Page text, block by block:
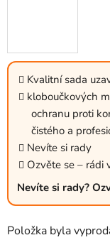
Kvalitní sada
kloboučkových
ochranu proti
čistého a
Nevíte si rady
Ozvěte se – rádi
Nevíte si rady?
Položka byla